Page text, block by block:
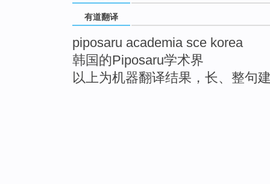
有道翻译
piposaru academia sce korea
韩国的Piposaru学术界
以上为机器翻译结果，长、整句